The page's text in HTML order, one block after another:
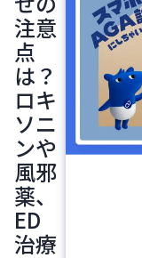
注意
点
は？
ロキ
ソニ
ンや
風邪
薬、
ED
治療